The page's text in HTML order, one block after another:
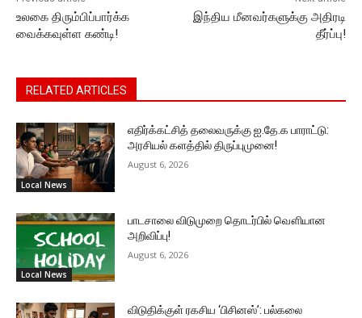
உலகை திரும்பிப்பார்க்க
வைக்கவுள்ள கண்டி!
இந்திய மீனவர்களுக்கு அதிரடி
தீர்ப்பு!
RELATED ARTICLES
Local News
எதிர்க்கட்சித் தலைவருக்கு ஐ.தே.க பாராட்டு:
அரசியல் களத்தில் திருப்புமுனை!
August 6, 2026
Local News
பாடசாலை விடுமுறை தொடர்பில் வௌியான
அறிவிப்பு!
August 6, 2026
விடுதிக்குள் ரகசிய ‘பிசினஸ்’: பல்கலை